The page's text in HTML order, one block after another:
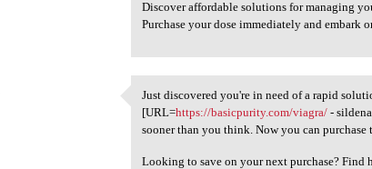
Discover affordable solutions for managing
Purchase your dose immediately and embark
Just discovered you're in
Just discovered you're in need of a rapid
[URL=https://basicpurity.com/viagra/ -
sooner than you think. Now you can
Looking to save on your next purchase? Find